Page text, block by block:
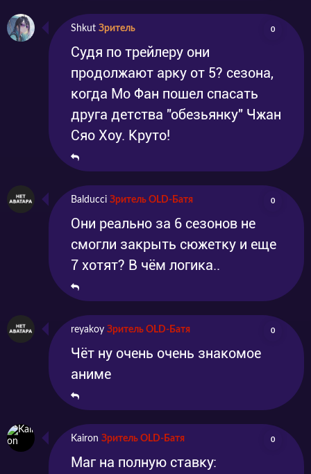
Shkut Зритель 0
Судя по трейлеру они
продолжают арку от 5? сезона,
когда Мо Фан пошел спасать
друга детства "обезьянку" Чжан
Сяо Хоу. Круто!
Balducci Зритель OLD-Батя 0
Они реально за 6 сезонов не
смогли закрыть сюжетку и еще
7 хотят? В чём логика..
reyakoy Зритель OLD-Батя 0
Чёт ну очень очень знакомое
аниме
Kairon Зритель OLD-Батя 0
Маг на полную ставку: